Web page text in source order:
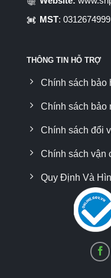
MST: 0312674999
THÔNG TIN HỖ TRỢ
Chính sách bảo
Chính sách bảo
Chính sách đổi
Chính sách vận
Quy Định Và